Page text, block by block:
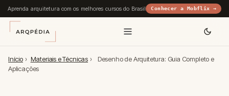
Aprenda arquitetura com os melhores cursos do Brasil Conhecer a Mobflix →
Início › Materiais e Técnicas ›
Desenho de Arquitetura: Guia Completo e
Aplicações